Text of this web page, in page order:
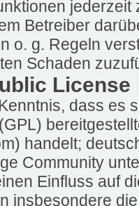
Betreiber
o. g. Regeln
Schaden
License
dass es
handelt;
Community
Einfluss auf
insbesondere